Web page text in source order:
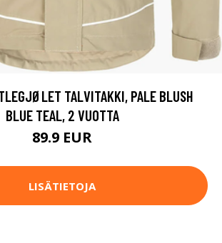
TALVITAKKI, PALE BLUSH
BLUE TEAL, 2 VUOTTA
89.9 EUR
LISÄTIETOJA